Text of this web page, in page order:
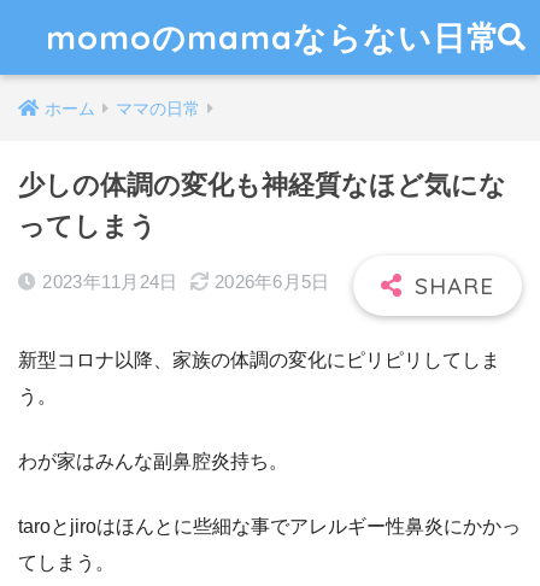
momoのmamaならない日常
ホーム ママの日常
少しの体調の変化も神経質なほど気にな
ってしまう
2023年11月24日 2026年6月5日
新型コロナ以降、家族の体調の変化にピリピリしてしま
う。
わが家はみんな副鼻腔炎持ち。
taroとjiroはほんとに些細な事でアレルギー性鼻炎にかかっ
てしまう。